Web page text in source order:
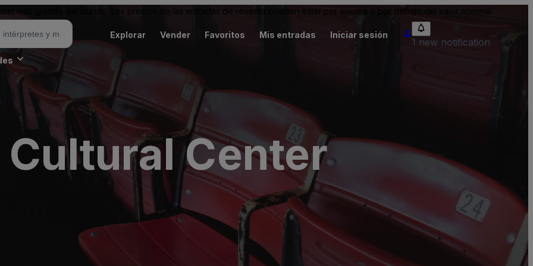
más grande del mundo. Los precios de las entradas de reventa pueden estar por encima o por debajo del valor nominal.
Explorar Vender Favoritos Mis entradas Iniciar sesión
1 new notification
Center